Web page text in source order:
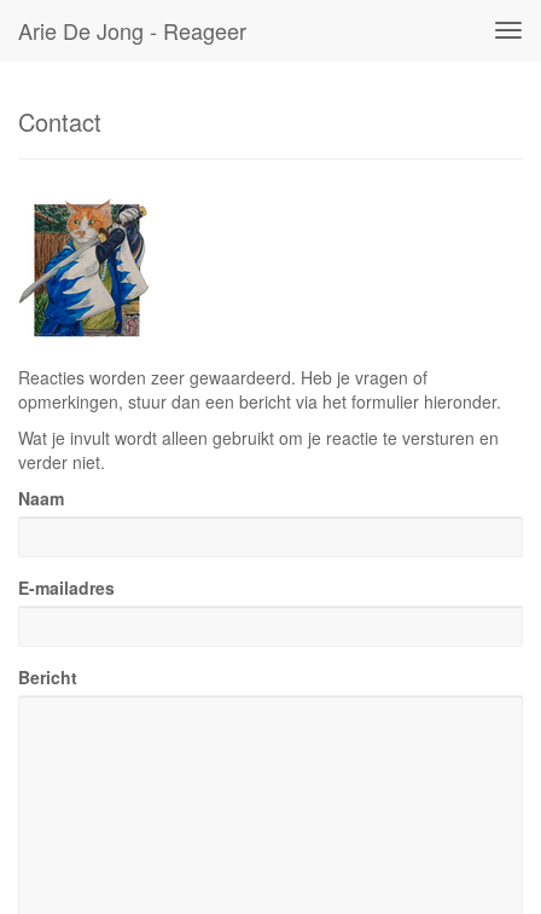
Arie De Jong - Reageer
Contact
Reacties worden zeer gewaardeerd. Heb je vragen of
opmerkingen, stuur dan een bericht via het formulier hieronder.
Wat je invult wordt alleen gebruikt om je reactie te versturen en
verder niet.
Naam
E-mailadres
Bericht